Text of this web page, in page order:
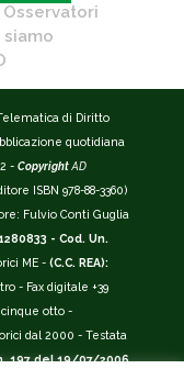
Osservatori
siamo
di Diritto
quotidiana
- Copyright AD
ISBN 978-88-3360)
Fulvio Conti Guglia
- Cod. Un.
ME - (C.C. REA):
- Fax digitale +39
cinque otto -
dal 2000 - Testata
197 del 19/07/2006